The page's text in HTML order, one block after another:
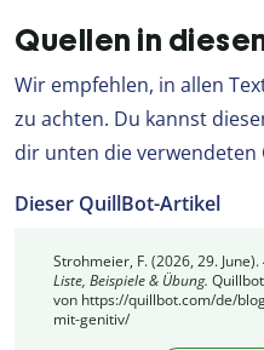
Quellen in
Wir empfehlen, in allen
zu achten. Du kannst
dir unten die verwendeten
Dieser QuillBot-Artikel
Strohmeier, F. (2026, 29. June).
Liste, Beispiele & Übung.
von https://quillbot.com/de/
mit-genitiv/